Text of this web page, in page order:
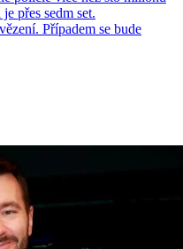
přes sedm set.
Případem se bude